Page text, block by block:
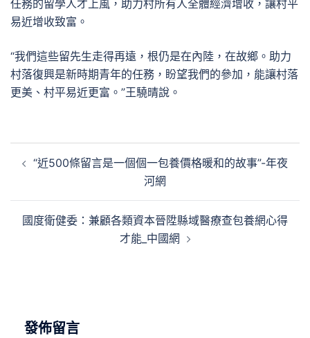
任務的留學人才上風，助力村所有人全體經濟增收，讓村平
易近增收致富。
“我們這些留先生走得再遠，根仍是在內陸，在故鄉。助力
村落復興是新時期青年的任務，盼望我們的參加，能讓村落
更美、村平易近更富。”王驍晴說。
章 “近500條留言是一個個一包養價格暖和的故事”-年夜
河網
國度衛健委：兼顧各類資本晉陞縣域醫療查包養網心得
才能_中國網
發佈留言